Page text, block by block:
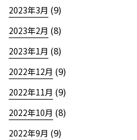
2023年3月 (9)
2023年2月 (8)
2023年1月 (8)
2022年12月 (9)
2022年11月 (9)
2022年10月 (8)
2022年9月 (9)